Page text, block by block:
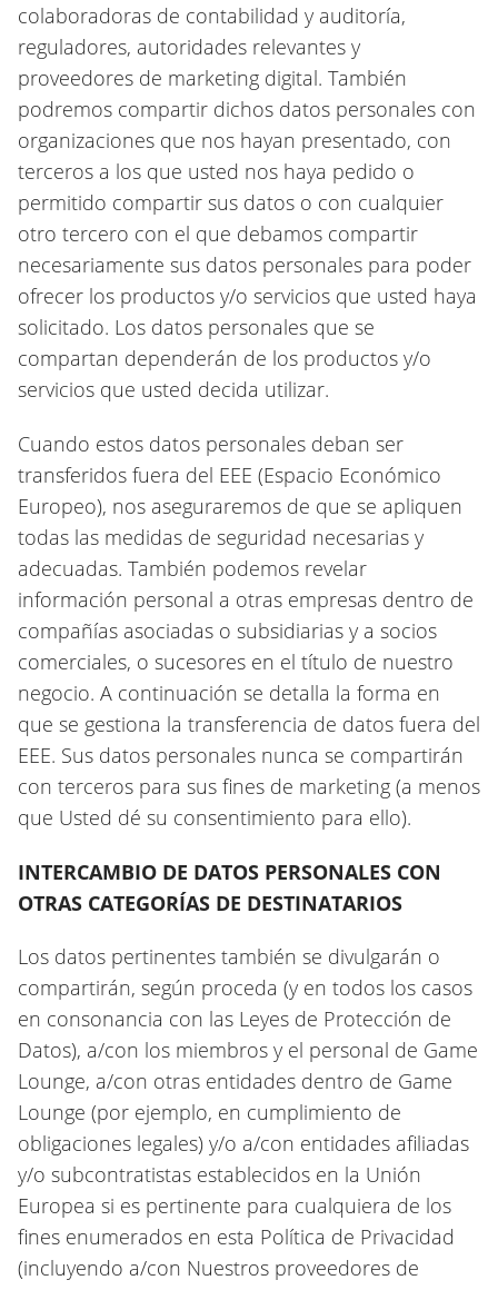
colaboradoras de contabilidad y auditoría,
reguladores, autoridades relevantes y
proveedores de marketing digital. También
podremos compartir dichos datos personales con
organizaciones que nos hayan presentado, con
terceros a los que usted nos haya pedido o
permitido compartir sus datos o con cualquier
otro tercero con el que debamos compartir
necesariamente sus datos personales para poder
ofrecer los productos y/o servicios que usted haya
solicitado. Los datos personales que se
compartan dependerán de los productos y/o
servicios que usted decida utilizar.
Cuando estos datos personales deban ser
transferidos fuera del EEE (Espacio Económico
Europeo), nos aseguraremos de que se apliquen
todas las medidas de seguridad necesarias y
adecuadas. También podemos revelar
información personal a otras empresas dentro de
compañías asociadas o subsidiarias y a socios
comerciales, o sucesores en el título de nuestro
negocio. A continuación se detalla la forma en
que se gestiona la transferencia de datos fuera del
EEE. Sus datos personales nunca se compartirán
con terceros para sus fines de marketing (a menos
que Usted dé su consentimiento para ello).
INTERCAMBIO DE DATOS PERSONALES CON
OTRAS CATEGORÍAS DE DESTINATARIOS
Los datos pertinentes también se divulgarán o
compartirán, según proceda (y en todos los casos
en consonancia con las Leyes de Protección de
Datos), a/con los miembros y el personal de Game
Lounge, a/con otras entidades dentro de Game
Lounge (por ejemplo, en cumplimiento de
obligaciones legales) y/o a/con entidades afiliadas
y/o subcontratistas establecidos en la Unión
Europea si es pertinente para cualquiera de los
fines enumerados en esta Política de Privacidad
(incluyendo a/con Nuestros proveedores de